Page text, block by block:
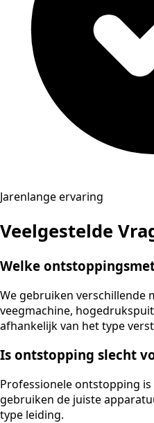
Jarenlange ervaring
Veelgestelde
Welke
We gebruiken verschillende
veegmachine,
afhankelijk van het type
Is ontstopping slecht
Professionele ontstopping
gebruiken de juiste
type leiding.